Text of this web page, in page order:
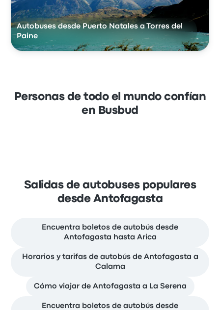
Autobuses desde Puerto Natales a Torres del
Paine
Personas de todo el mundo confían
en Busbud
Salidas de autobuses populares
desde Antofagasta
Encuentra boletos de autobús desde
Antofagasta hasta Arica
Horarios y tarifas de autobús de Antofagasta a
Calama
Cómo viajar de Antofagasta a La Serena
Encuentra boletos de autobús desde